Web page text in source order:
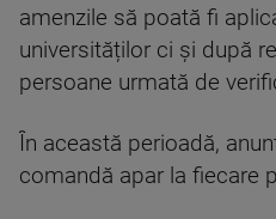
amenzile să poată fi
universităților ci și după
persoane urmată de
În această perioadă,
comandă apar la fiecare